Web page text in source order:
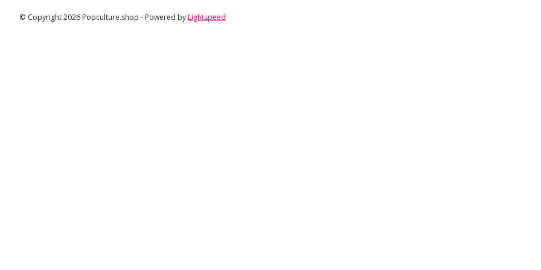
© Copyright 2026 Popculture.shop - Powered byLightspeed